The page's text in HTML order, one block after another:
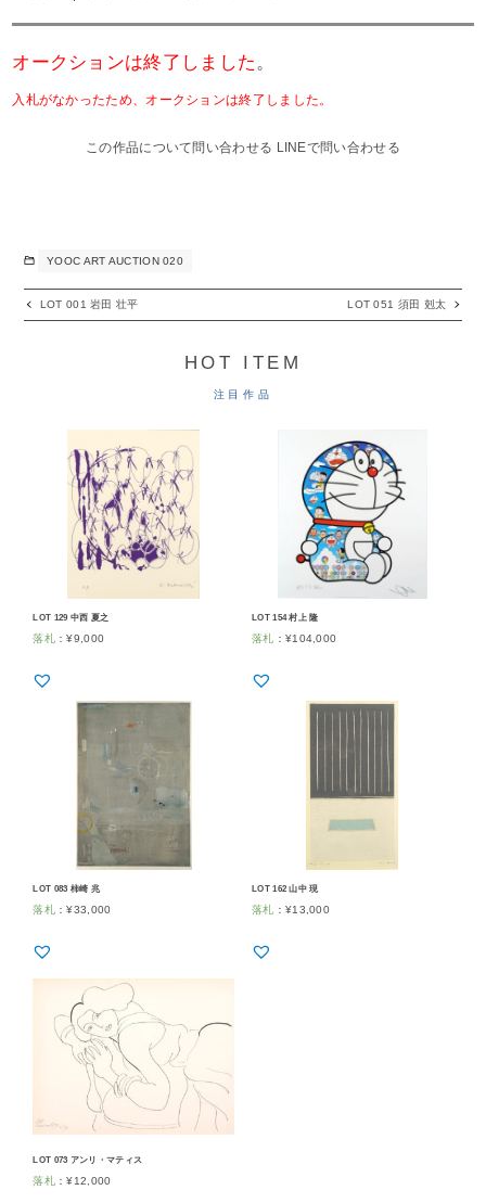
オークションは終了しました 。
入札がなかったため、オークションは終了しました。
この作品について問い合わせる LINEで問い合わせる
YOOC ART AUCTION 020
LOT 001 岩田 壮平 LOT 051 須田 剋太
HOT ITEM
注目作品
LOT 129 中西 夏之
落札 ：¥9,000
LOT 154 村上 隆
落札 ： ¥104,000
LOT 083 柿崎 兆
落札 ：¥33,000
LOT 162 山中 現
落札 ： ¥13,000
LOT 073 アンリ・マティス
落札 ：¥12,000